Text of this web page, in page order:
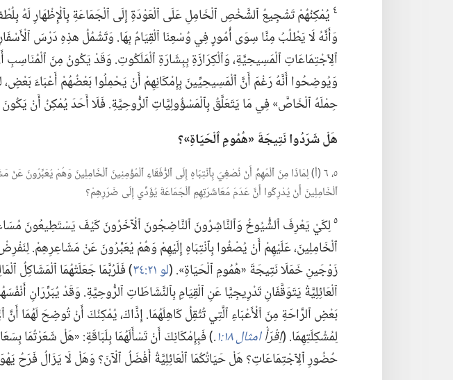
٤ يُمْكِنُهُمْ تَشْجِيعُ ٱلشَّخْصِ ٱلْخَامِلِ عَلَى ٱلْعَوْدَةِ إِلَى ٱلْجَمَاعَةِ بِٱلْإِظْهَارِ لَهُ
وَأَنَّهُ لَا يَطْلُبُ مِنَّا سِوَى أُمُورٍ فِي وُسْعِنَا ٱلْقِيَامُ بِهَا.‏ وَتَشْمُلُ هذِهِ دَرْسَ
ٱلِٱجْتِمَاعَاتِ ٱلْمَسِيحِيَّةِ،‏ وَٱلْكِرَازَةِ بِبِشَارَةِ ٱلْمَلَكُوتِ.‏ وَقَدْ يَكُونُ مِنَ ٱلْمُنَاسِبِ
وَيُوضِحُوا أَنَّهُ رَغْمَ أَنَّ ٱلْمَسِيحِيِّينَ بِإِمْكَانِهِمْ أَنْ يَحْمِلُوا بَعْضُهُمْ أَعْبَاءَ
حِمْلَهُ ٱلْخَاصَّ» فِي مَا يَتَعَلَّقُ بِٱلْمَسْؤُولِيَّاتِ ٱلرُّوحِيَّةِ.‏ فَلَا أَحَدَ يُمْكِنُ أَنْ يَكُونَ
هَلْ شَرَدُوا نَتِيجَةَ «هُمُومِ ٱلْحَيَاةِ»؟‏
٥،‏ ٦ (‏أ)‏ لِمَاذَا مِنَ ٱلْمُهِمِّ أَنْ نُصْغِيَ بِٱنْتِبَاهٍ إِلَى ٱلرُّفَقَاءِ ٱلْمُؤْمِنِينَ ٱلْخَامِلِينَ وَهُمْ
ٱلْخَامِلِينَ أَنْ يُدْرِكُوا أَنَّ عَدَمَ مُعَاشَرَتِهِمِ ٱلْجَمَاعَةَ يُؤَدِّي إِلَى ضَرَرِهِمْ؟‏
٥لِكَيْ يَعْرِفَ ٱلشُّيُوخُ وَٱلنَّاشِرُونَ ٱلنَّاضِجُونَ ٱلْآخَرُونَ كَيْفَ يَسْتَطِيعُونَ
ٱلْخَامِلِينَ،‏ عَلَيْهِمْ أَنْ يُصْغُوا بِٱنْتِبَاهٍ إِلَيْهِمْ وَهُمْ يُعَبِّرُونَ عَنْ مَشَاعِرِهِمْ.‏
زَوْجَينِ خَمَلَا نَتِيجَةَ «هُمُومِ ٱلْحَيَاةِ».‏ (‏لو ٢١:‏٣٤
‏)‏ فَلَرُبَّمَا جَعَلَتْهُمَا ٱلْمَشَاكِلُ
ٱلْعَائِلِيَّةُ يَتَوَقَّفَانِ تَدْرِيجِيًّا عَنِ ٱلْقِيَامِ بِٱلنَّشَاطَاتِ ٱلرُّوحِيَّةِ.‏ وَقَدْ يُبَرِّرَانِ
بَعْضِ ٱلرَّاحَةِ مِنَ ٱلْأَعْبَاءِ ٱلَّتِي تُثْقِلُ كَاهِلَهُمَا.‏ إِذَّاكَ،‏ يُمْكِنُكَ أَنْ تُوضِحَ لَهُمَا
لِمُشْكِلَتِهِمَا.‏ (‏اِقْرَأْامثال ١٨:‏١ ‏.‏‏)‏ فَبِإِمْكَانِكَ أَنْ تَسْأَلَهُمَا بِلَبَاقَةٍ:‏ «هَلْ شَعَرْتُمَا
حُضُورِ ٱلِٱجْتِمَاعَاتِ؟‏ هَلْ حَيَاتُكُمَا ٱلْعَائِلِيَّةُ أَفْضَلُ ٱلْآنَ؟‏ وَهَلْ لَا يَزَالُ فَرَحُ